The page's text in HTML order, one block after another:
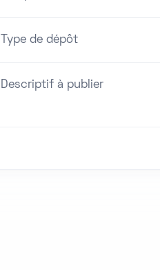
Type de dépôt
Descriptif à publier